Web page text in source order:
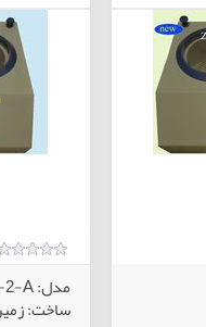
مدل: ZTTNP-20-2-A
ساخت: